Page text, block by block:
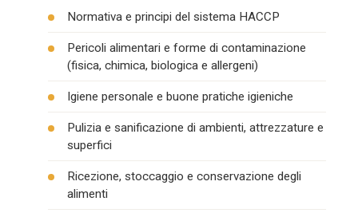
Normativa e principi del sistema HACCP
Pericoli alimentari e forme di contaminazione
(fisica, chimica, biologica e allergeni)
Igiene personale e buone pratiche igieniche
Pulizia e sanificazione di ambienti, attrezzature e
superfici
Ricezione, stoccaggio e conservazione degli
alimenti